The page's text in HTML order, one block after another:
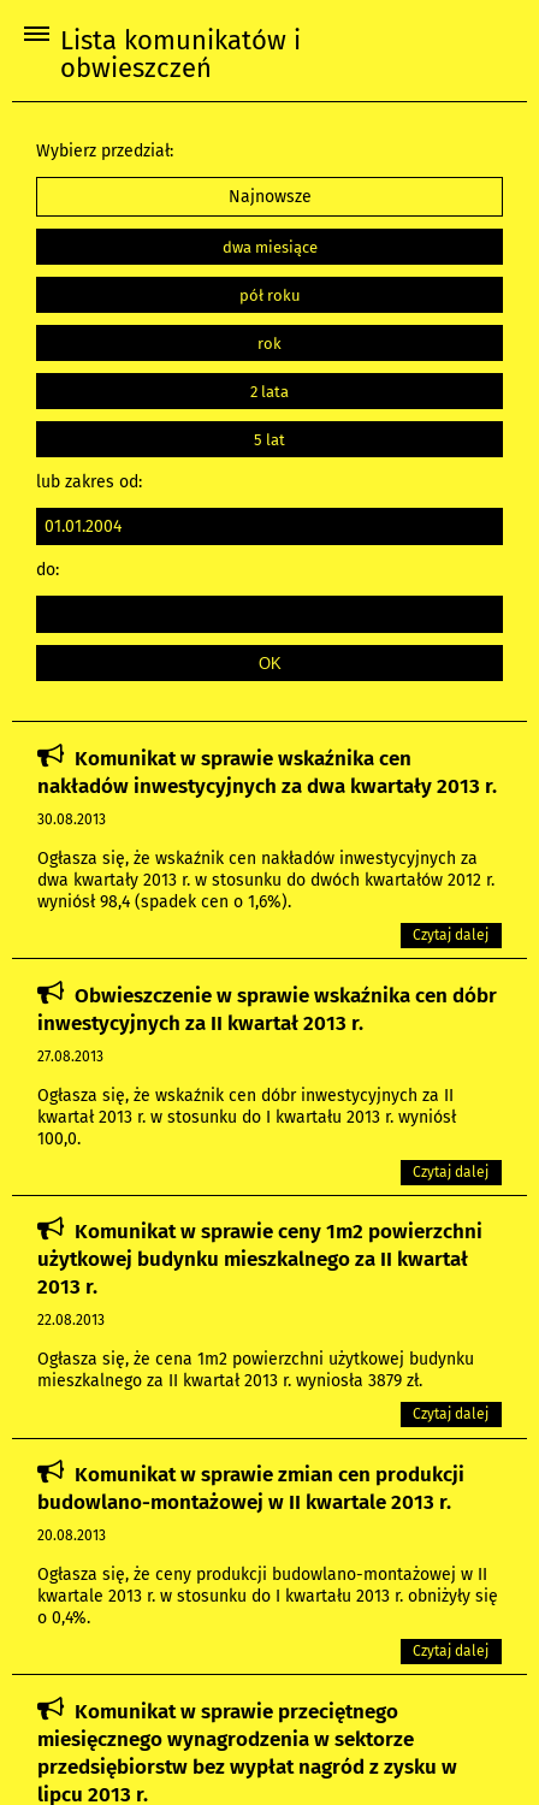
Lista komunikatów i
obwieszczeń
Wybierz przedział:
Najnowsze
dwa miesiące
pół roku
rok
2 lata
5 lat
lub zakres od:
do:
Komunikat w sprawie wskaźnika cen
nakładów inwestycyjnych za dwa kwartały 2013 r.
30.08.2013
Ogłasza się, że wskaźnik cen nakładów inwestycyjnych za
dwa kwartały 2013 r. w stosunku do dwóch kwartałów 2012 r.
wyniósł 98,4 (spadek cen o 1,6%).
Czytaj dalej
Obwieszczenie w sprawie wskaźnika cen dóbr
inwestycyjnych za II kwartał 2013 r.
27.08.2013
Ogłasza się, że wskaźnik cen dóbr inwestycyjnych za II
kwartał 2013 r. w stosunku do I kwartału 2013 r. wyniósł
100,0.
Czytaj dalej
Komunikat w sprawie ceny 1m2 powierzchni
użytkowej budynku mieszkalnego za II kwartał
2013 r.
22.08.2013
Ogłasza się, że cena 1m2 powierzchni użytkowej budynku
mieszkalnego za II kwartał 2013 r. wyniosła 3879 zł.
Czytaj dalej
Komunikat w sprawie zmian cen produkcji
budowlano-montażowej w II kwartale 2013 r.
20.08.2013
Ogłasza się, że ceny produkcji budowlano-montażowej w II
kwartale 2013 r. w stosunku do I kwartału 2013 r. obniżyły się
o 0,4%.
Czytaj dalej
Komunikat w sprawie przeciętnego
miesięcznego wynagrodzenia w sektorze
przedsiębiorstw bez wypłat nagród z zysku w
lipcu 2013 r.